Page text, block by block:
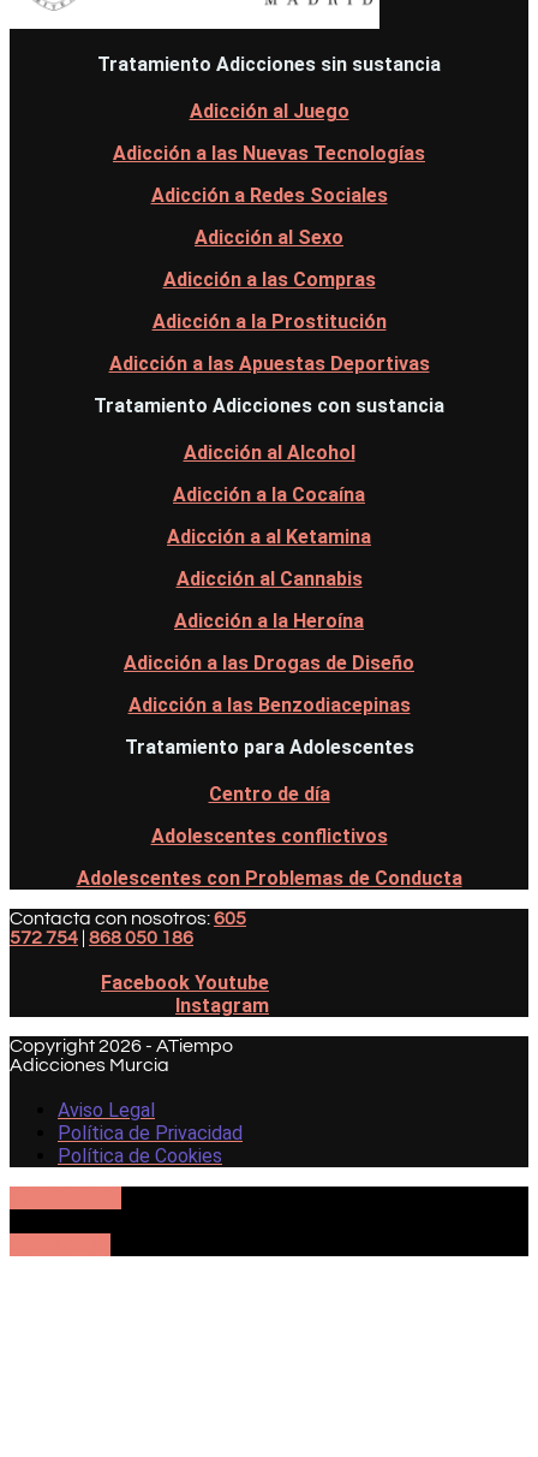
Tratamiento Adicciones sin sustancia
Adicción al Juego
Adicción a las Nuevas Tecnologías
Adicción a Redes Sociales
Adicción al Sexo
Adicción a las Compras
Adicción a la Prostitución
Adicción a las Apuestas Deportivas
Tratamiento Adicciones con sustancia
Adicción al Alcohol
Adicción a la Cocaína
Adicción a al Ketamina
Adicción al Cannabis
Adicción a la Heroína
Adicción a las Drogas de Diseño
Adicción a las Benzodiacepinas
Tratamiento para Adolescentes
Centro de día
Adolescentes conflictivos
Adolescentes con Problemas de Conducta
Contacta con nosotros:605
572 754 | 868 050 186
Facebook Youtube
Instagram
Copyright 2026 - ATiempo
Adicciones Murcia
Aviso Legal
Política de Privacidad
Política de Cookies